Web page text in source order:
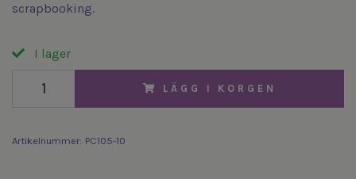
scrapbooking.
I lager
LÄGG I KORGEN
Artikelnummer: PC105-10